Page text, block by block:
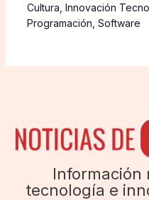
Cultura Innovación
Programación Software
Información
tecnología e